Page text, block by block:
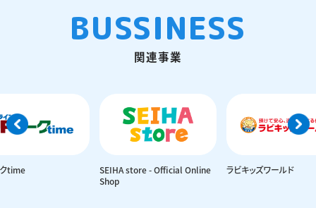
BUSSINESS
関連事業
time
SEIHA store - Official Online
Shop
ラビキッズワールド